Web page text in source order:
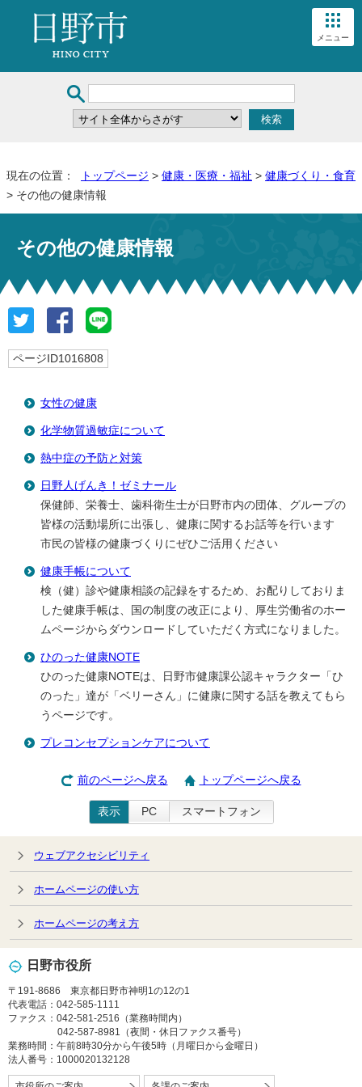
メニュー
現在の位置： トップページ > 健康・医療・福祉 > 健康づくり・食育
> その他の健康情報
その他の健康情報
ページID1016808
女性の健康
化学物質過敏症について
熱中症の予防と対策
日野人げんき！ゼミナール
保健師、栄養士、歯科衛生士が日野市内の団体、グループの
皆様の活動場所に出張し、健康に関するお話等を行います
市民の皆様の健康づくりにぜひご活用ください
健康手帳について
検（健）診や健康相談の記録をするため、お配りしておりま
した健康手帳は、国の制度の改正により、厚生労働省のホー
ムページからダウンロードしていただく方式になりました。
ひのった健康NOTE
ひのった健康NOTEは、日野市健康課公認キャラクター「ひ
のった」達が「ベリーさん」に健康に関する話を教えてもら
うページです。
プレコンセプションケアについて
前のページへ戻る トップページへ戻る
表示 PC スマートフォン
ウェブアクセシビリティ
ホームページの使い方
ホームページの考え方
日野市役所
〒191-8686 東京都日野市神明1の12の1
代表電話：042-585-1111
ファクス：042-581-2516（業務時間内）
042-587-8981（夜間・休日ファクス番号）
業務時間：午前8時30分から午後5時（月曜日から金曜日）
法人番号：1000020132128